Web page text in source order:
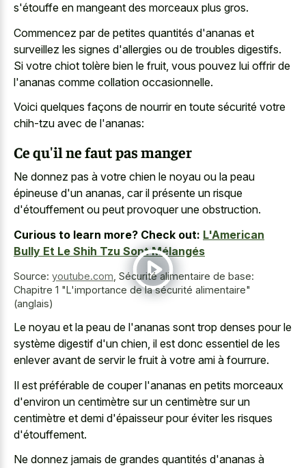
s'étouffe en mangeant des morceaux plus gros.
Commencez par de petites quantités d'ananas et
surveillez les signes d'allergies ou de troubles digestifs.
Si votre chiot tolère bien le fruit, vous pouvez lui offrir de
l'ananas comme collation occasionnelle.
Voici quelques façons de nourrir en toute sécurité votre
chih-tzu avec de l'ananas:
Ce qu'il ne faut pas manger
Ne donnez pas à votre chien le noyau ou la peau
épineuse d'un ananas, car il présente un risque
d'étouffement ou peut provoquer une obstruction.
Curious to learn more? Check out: L'American
Bully Et Le Shih Tzu Sont Mélangés
Source: youtube.com Sécurité alimentaire de base:
Chapitre 1 "L'importance de la sécurité alimentaire"
(anglais)
Le noyau et la peau de l'ananas sont trop denses pour le
système digestif d'un chien, il est donc essentiel de les
enlever avant de servir le fruit à votre ami à fourrure.
Il est préférable de couper l'ananas en petits morceaux
d'environ un centimètre sur un centimètre sur un
centimètre et demi d'épaisseur pour éviter les risques
d'étouffement.
Ne donnez jamais de grandes quantités d'ananas à